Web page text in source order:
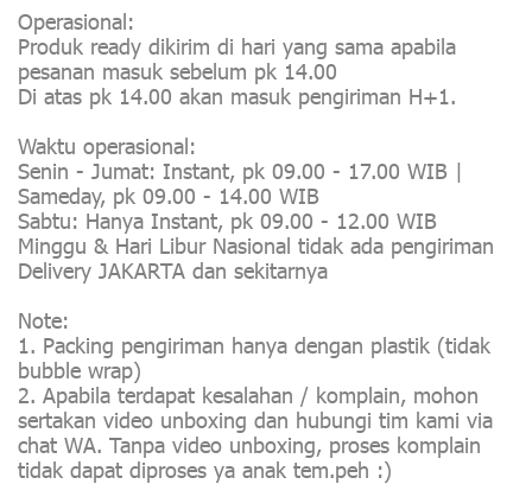
Operasional:
Produk ready dikirim di hari yang sama apabila
pesanan masuk sebelum pk 14.00
Di atas pk 14.00 akan masuk pengiriman H+1.
Waktu operasional:
Senin - Jumat: Instant, pk 09.00 - 17.00 WIB |
Sameday, pk 09.00 - 14.00 WIB
Sabtu: Hanya Instant, pk 09.00 - 12.00 WIB
Minggu & Hari Libur Nasional tidak ada pengiriman
Delivery JAKARTA dan sekitarnya
Note:
1. Packing pengiriman hanya dengan plastik (tidak
bubble wrap)
2. Apabila terdapat kesalahan / komplain, mohon
sertakan video unboxing dan hubungi tim kami via
chat WA. Tanpa video unboxing, proses komplain
tidak dapat diproses ya anak tem.peh :)